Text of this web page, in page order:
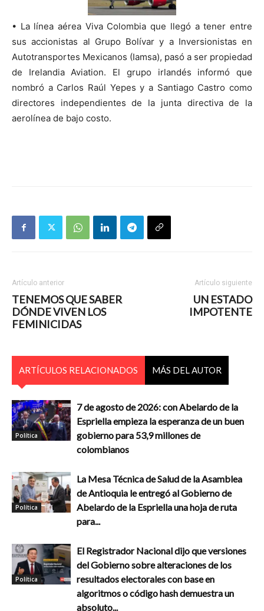
• La línea aérea Viva Colombia que llegó a tener entre
sus accionistas al Grupo Bolívar y a Inversionistas en
Autotransportes Mexicanos (Iamsa), pasó a ser propiedad
de Irelandia Aviation. El grupo irlandés informó que
nombró a Carlos Raúl Yepes y a Santiago Castro como
directores independientes de la junta directiva de la
aerolínea de bajo costo.
Artículo anterior
TENEMOS QUE SABER
DÓNDE VIVEN LOS
FEMINICIDAS
Artículo siguiente
UN ESTADO
IMPOTENTE
ARTÍCULOS RELACIONADOS MÁS DEL AUTOR
Política
7 de agosto de 2026: con Abelardo de la
Espriella empieza la esperanza de un buen
gobierno para 53,9 millones de
colombianos
Política
La Mesa Técnica de Salud de la Asamblea
de Antioquia le entregó al Gobierno de
Abelardo de la Espriella una hoja de ruta
para...
Política
El Registrador Nacional dijo que versiones
del Gobierno sobre alteraciones de los
resultados electorales con base en
algoritmos o código hash demuestra un
absoluto...